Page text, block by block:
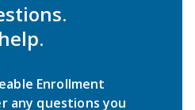
Enrollment
any questions you